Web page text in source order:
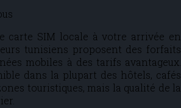
carte SIM locale à votre arrivée en
tunisiens proposent des forfaits
mobiles à des tarifs avantageux.
dans la plupart des hôtels, cafés
touristiques, mais la qualité de la